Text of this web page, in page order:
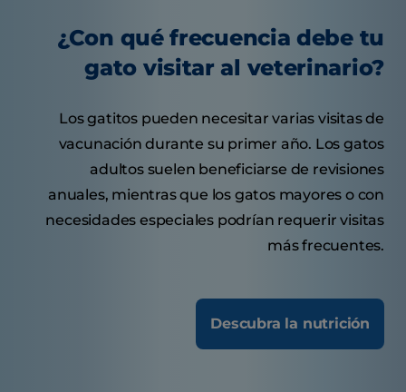
¿Con qué frecuencia debe tu
gato visitar al veterinario?
Los gatitos pueden necesitar varias visitas de
vacunación durante su primer año. Los gatos
adultos suelen beneficiarse de revisiones
anuales, mientras que los gatos mayores o con
necesidades especiales podrían requerir visitas
más frecuentes.
Descubra la nutrición